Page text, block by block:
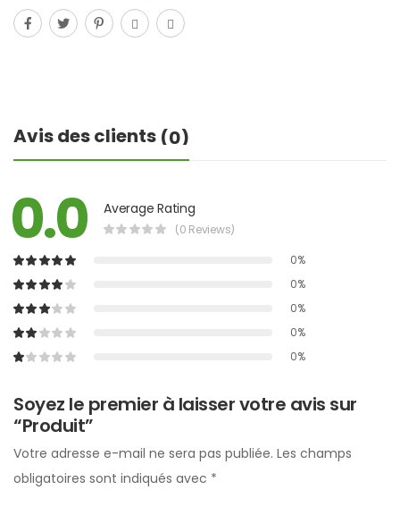
Avis des clients (0)
0.0 Average Rating
(0 Reviews)
0%
0%
0%
0%
0%
Soyez le premier à laisser votre avis sur
“Produit”
Votre adresse e-mail ne sera pas publiée. Les champs
obligatoires sont indiqués avec *